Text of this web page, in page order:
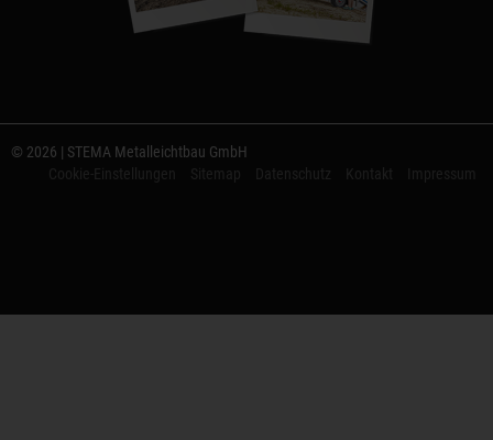
© 2026 | STEMA Metalleichtbau GmbH